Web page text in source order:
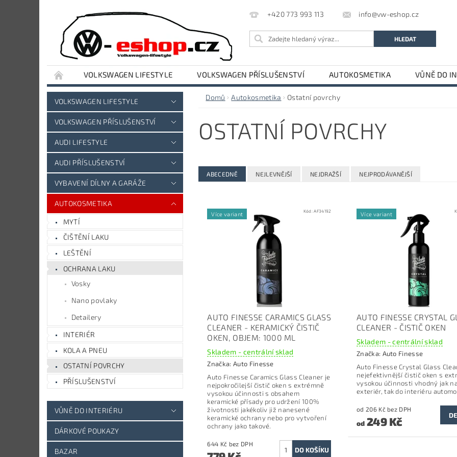
+420 773 993 113 info@vw-eshop.cz
VOLKSWAGEN LIFESTYLE VOLKSWAGEN PŘÍSLUŠENSTVÍ AUTOKOSMETIKA
VŮNĚ DO
VYBAVENÍ DÍLNY A GARÁŽE
AUDI LIFESTYLE AUDI PŘÍSLUŠENSTVÍ
VOLKSWAGEN LIFESTYLE
VOLKSWAGEN PŘÍSLUŠENSTVÍ
AUDI LIFESTYLE
AUDI PŘÍSLUŠENSTVÍ
VYBAVENÍ DÍLNY A GARÁŽE
AUTOKOSMETIKA
MYTÍ
ČIŠTĚNÍ LAKU
LEŠTĚNÍ
OCHRANA LAKU
Vosky
Nano povlaky
Detailery
INTERIÉR
KOLA A PNEU
OSTATNÍ POVRCHY
PŘÍSLUŠENSTVÍ
VŮNĚ DO INTERIÉRU
DÁRKOVÉ POUKAZY
BAZAR
Domů Autokosmetika Ostatní povrchy
OSTATNÍ POVRCHY
ABECEDNĚ NEJLEVNĚJŠÍ NEJDRAŽŠÍ NEJPRODÁVANĚJŠÍ
Více variant Kód:AF34192
AUTO FINESSE CARAMICS GLASS
CLEANER - KERAMICKÝ ČISTIČ
OKEN, OBJEM: 1000 ML
Skladem - centrální sklad
Značka: Auto Finesse
Auto Finesse Caramics Glass Cleaner je
nejpokročilejší čistič oken s extrémně
vysokou účinnosti s obsahem
keramické přísady pro udržení 100%
životnosti jakékoliv již nanesené
keramické ochrany nebo pro vytvoření
ochrany jako takové.
644 Kč bez DPH
Více variant
AUTO FINESSE CRYSTAL
CLEANER - ČISTIČ OKEN
Skladem - centrální sklad
Značka: Auto Finesse
Auto Finesse Crystal Glass
nejefektivnější čistič oken s
vysokou účinnosti vhodný jak
exteriér, tak do interiéru
od 206 Kč bez DPH
od249 Kč